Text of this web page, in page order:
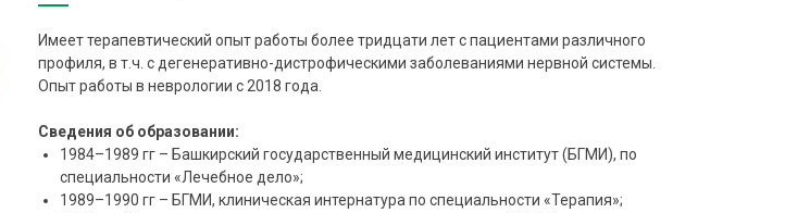
Имеет терапевтический опыт работы более тридцати лет с пациентами различного
профиля, в т.ч. с дегенеративно-дистрофическими заболеваниями нервной системы.
Опыт работы в неврологии с 2018 года.
Сведения об образовании:
1984–1989 гг – Башкирский государственный медицинский институт (БГМИ), по
специальности «Лечебное дело»;
1989–1990 гг – БГМИ, клиническая интернатура по специальности «Терапия»;